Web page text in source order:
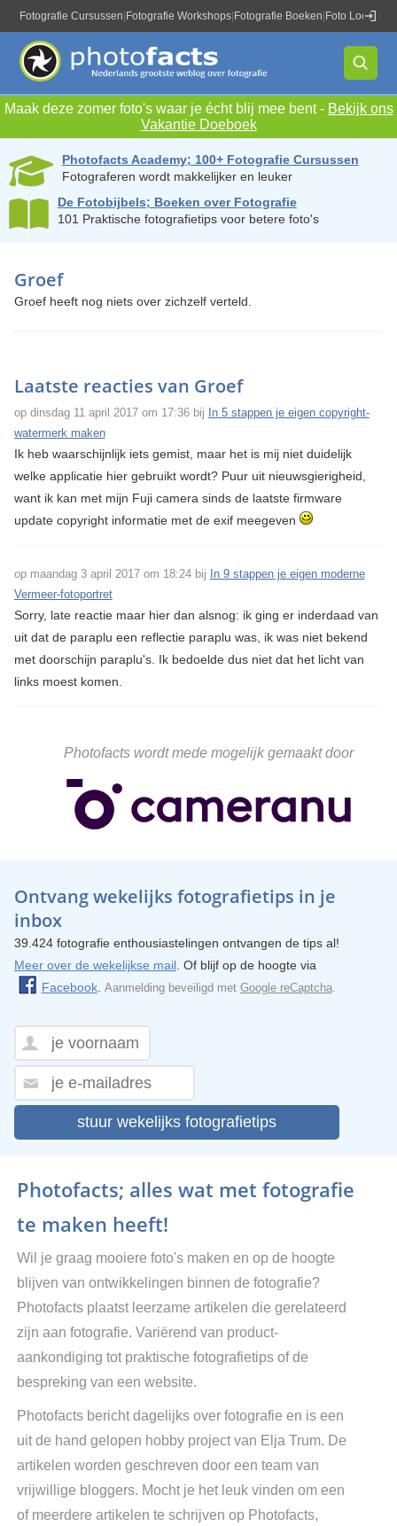
Fotografie Cursussen Fotografie Workshops Fotografie Boeken Foto Locaties
Maak deze zomer foto's waar je écht blij mee bent - Bekijk ons
Vakantie Doeboek
Photofacts Academy; 100+ Fotografie Cursussen
Fotograferen wordt makkelijker en leuker
De Fotobijbels; Boeken over Fotografie
101 Praktische fotografietips voor betere foto's
Groef
Groef heeft nog niets over zichzelf verteld.
Laatste reacties van Groef
op dinsdag 11 april 2017 om 17:36 bij
In 5 stappen je eigen copyright-
watermerk maken
Ik heb waarschijnlijk iets gemist, maar het is mij niet duidelijk
welke applicatie hier gebruikt wordt? Puur uit nieuwsgierigheid,
want ik kan met mijn Fuji camera sinds de laatste firmware
update copyright informatie met de exif meegeven
op maandag 3 april 2017 om 18:24 bij
In 9 stappen je eigen moderne
Vermeer-fotoportret
Sorry, late reactie maar hier dan alsnog: ik ging er inderdaad van
uit dat de paraplu een reflectie paraplu was, ik was niet bekend
met doorschijn paraplu's. Ik bedoelde dus niet dat het licht van
links moest komen.
Photofacts wordt mede mogelijk gemaakt door
Ontvang wekelijks fotografietips in je
inbox
39.424 fotografie enthousiastelingen ontvangen de tips al!
Meer over de wekelijkse mail. Of blijf op de hoogte via
Facebook. Aanmelding beveiligd met Google reCaptcha.
stuur wekelijks fotografietips
Photofacts; alles wat met fotografie
te maken heeft!
Wil je graag mooiere foto's maken en op de hoogte
blijven van ontwikkelingen binnen de fotografie?
Photofacts plaatst leerzame artikelen die gerelateerd
zijn aan fotografie. Variërend van product-
aankondiging tot praktische fotografietips of de
bespreking van een website.
Photofacts bericht dagelijks over fotografie en is een
uit de hand gelopen hobby project van Elja Trum. De
artikelen worden geschreven door een team van
vrijwillige bloggers. Mocht je het leuk vinden om een
of meerdere artikelen te schrijven op Photofacts,